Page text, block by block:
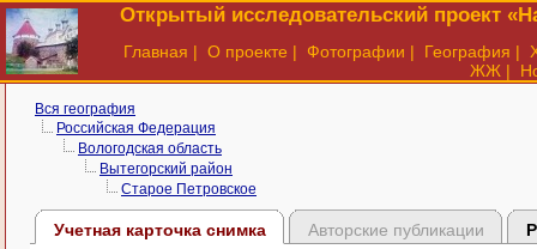
Открытый исследовательский проект
Главная | О проекте | Фотографии | География |
ЖЖ |
Вся география
Российская Федерация
Вологодская область
Вытегорский район
Старое Петровское
Учетная карточка снимка Авторские публикации